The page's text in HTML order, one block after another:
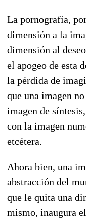
La pornografía,
dimensión a la
dimensión al
el apogeo de esta
la pérdida de
que una imagen
imagen de
con la imagen
etcétera.
Ahora bien, una
abstracción del
que le quita una
mismo, inaugura